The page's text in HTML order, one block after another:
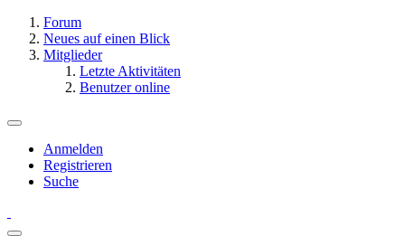
Forum
Neues auf einen Blick
Mitglieder
Letzte Aktivitäten
Benutzer online
Anmelden
Registrieren
Suche